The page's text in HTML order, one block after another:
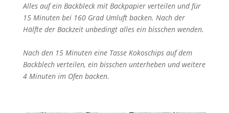
Alles auf ein Backbleck mit Backpapier verteilen und für
15 Minuten bei 160 Grad Umluft backen. Nach der
Hälfte der Backzeit unbedingt alles ein bisschen wenden.
Nach den 15 Minuten eine Tasse Kokoschips auf dem
Backblech verteilen, ein bisschen unterheben und weitere
4 Minuten im Ofen backen.